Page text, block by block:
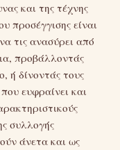
και της τέχνης
προσέγγισης είναι
τις ανασύρει από
προβάλλοντάς
ή δίνοντάς τους
ευφραίνει και
συλλογής
άνετα και ως